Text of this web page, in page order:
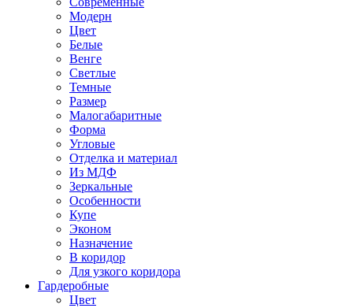
Модерн
Цвет
Белые
Венге
Светлые
Темные
Размер
Малогабаритные
Форма
Угловые
Отделка и материал
Из МДФ
Зеркальные
Особенности
Купе
Эконом
Назначение
В коридор
Для узкого коридора
Гардеробные
Цвет